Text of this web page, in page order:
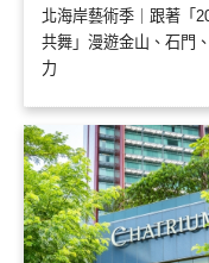
北海岸藝術季｜跟著「
共舞」漫遊金山、石門
力